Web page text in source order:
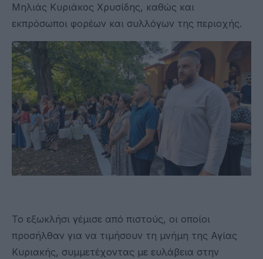
Μηλιάς Κυριάκος Χρυσίδης, καθώς και
εκπρόσωποι φορέων και συλλόγων της περιοχής.
Το εξωκλήσι γέμισε από πιστούς, οι οποίοι
προσήλθαν για να τιμήσουν τη μνήμη της Αγίας
Κυριακής, συμμετέχοντας με ευλάβεια στην